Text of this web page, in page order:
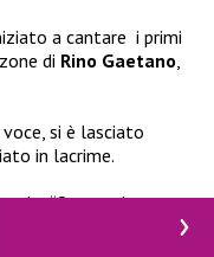
a cantare i primi
di Rino Gaetano,
si è lasciato
in lacrime.
“Questo è un
in uno stato d’animo